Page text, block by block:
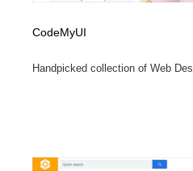
CodeMyUI
Handpicked collection of Web